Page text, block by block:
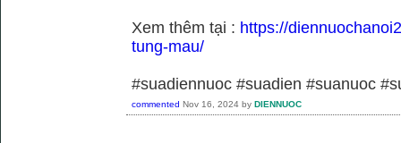
Xem thêm tại : https://
tung-mau/
#suadiennuoc #suadien #suanuoc
commented Nov 16, 2024 by DIENNUOC